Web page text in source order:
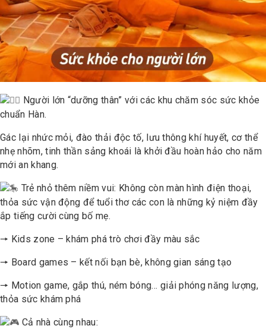
Người lớn “dưỡng thân” với các khu chăm sóc sức khỏe
chuẩn Hàn.
Gác lại nhức mỏi, đào thải độc tố, lưu thông khí huyết, cơ thể
nhẹ nhõm, tinh thần sảng khoái là khởi đầu hoàn hảo cho năm
mới an khang.
Trẻ nhỏ thêm niềm vui: Không còn màn hình điện thoại,
thỏa sức vận động để tuổi thơ các con là những kỷ niệm đầy
ắp tiếng cười cùng bố mẹ.
🠖 Kids zone – khám phá trò chơi đầy màu sắc
🠖 Board games – kết nối bạn bè, không gian sáng tạo
🠖 Motion game, gắp thú, ném bóng… giải phóng năng lượng,
thỏa sức khám phá
Cả nhà cùng nhau: